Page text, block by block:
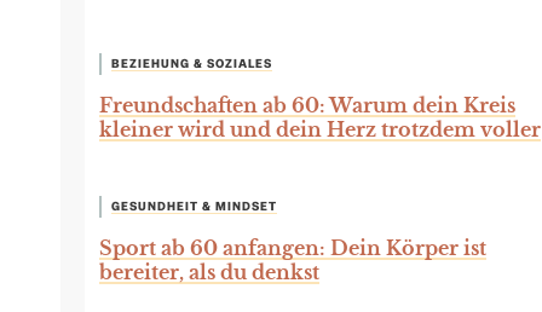
BEZIEHUNG & SOZIALES
Freundschaften ab 60: Warum dein Kreis
kleiner wird und dein Herz trotzdem voller
GESUNDHEIT & MINDSET
Sport ab 60 anfangen: Dein Körper ist
bereiter, als du denkst